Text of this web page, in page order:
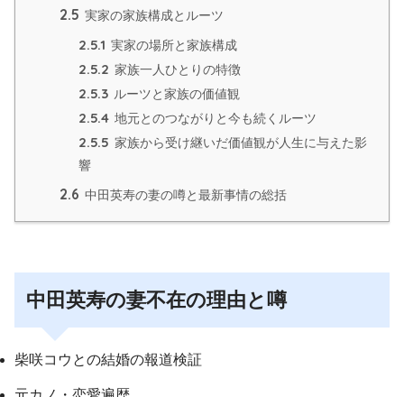
2.5 実家の家族構成とルーツ
2.5.1 実家の場所と家族構成
2.5.2 家族一人ひとりの特徴
2.5.3 ルーツと家族の価値観
2.5.4 地元とのつながりと今も続くルーツ
2.5.5 家族から受け継いだ価値観が人生に与えた影
響
2.6 中田英寿の妻の噂と最新事情の総括
中田英寿の妻不在の理由と噂
柴咲コウとの結婚の報道検証